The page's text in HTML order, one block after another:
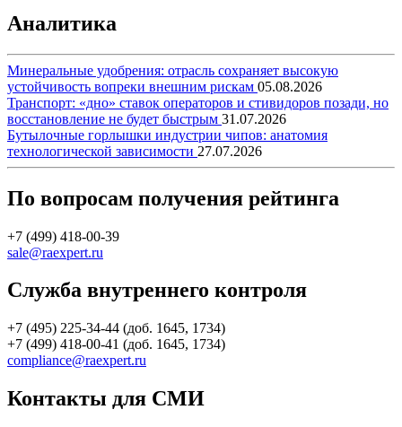
Аналитика
Минеральные удобрения: отрасль сохраняет высокую
устойчивость вопреки внешним рискам 05.08.2026
Транспорт: «дно» ставок операторов и стивидоров позади, но
восстановление не будет быстрым 31.07.2026
Бутылочные горлышки индустрии чипов: анатомия
технологической зависимости 27.07.2026
По вопросам получения рейтинга
+7 (499) 418-00-39
sale@raexpert.ru
Служба внутреннего контроля
+7 (495) 225-34-44 (доб. 1645, 1734)
+7 (499) 418-00-41 (доб. 1645, 1734)
compliance@raexpert.ru
Контакты для СМИ